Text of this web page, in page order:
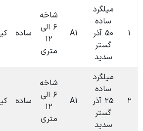
۶ الی
۱۲
ساده کیلوگرم ۵۰ -
۶ الی
۱۲
ساده کیلوگرم ۲۵ -